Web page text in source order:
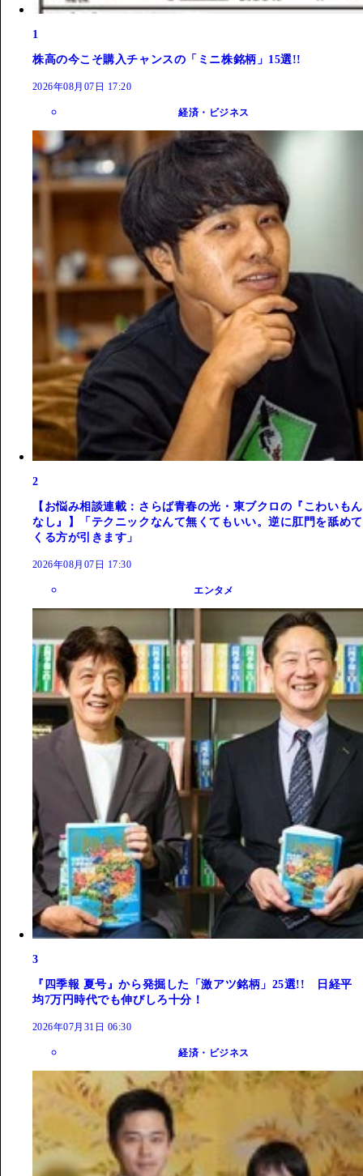
1
株高の今こそ購入チャンスの「ミニ株銘柄」15選!!
2026年08月07日 17:20
経済・ビジネス
2
【お悩み相談連載：さらば青春の光・東ブクロの『こわいもん
なし』】「テクニックなんて無くてもいい。逆に肛門を舐めて
くる方が引きます」
2026年08月07日 17:30
エンタメ
3
『四季報 夏号』から発掘した「激アツ銘柄」25選!! 日経平
均7万円時代でも伸びしろ十分！
2026年07月31日 06:30
経済・ビジネス